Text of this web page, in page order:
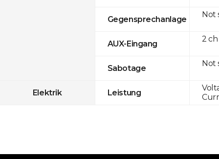
Gegensprechanlage
AUX-Eingang
Sabotage
Elektrik Leistung
Not
2
Not